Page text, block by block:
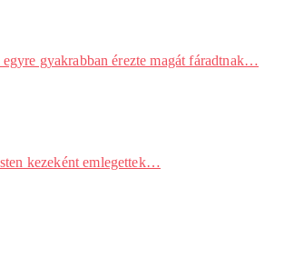
gyakrabban érezte magát fáradtnak…
kezeként emlegettek…